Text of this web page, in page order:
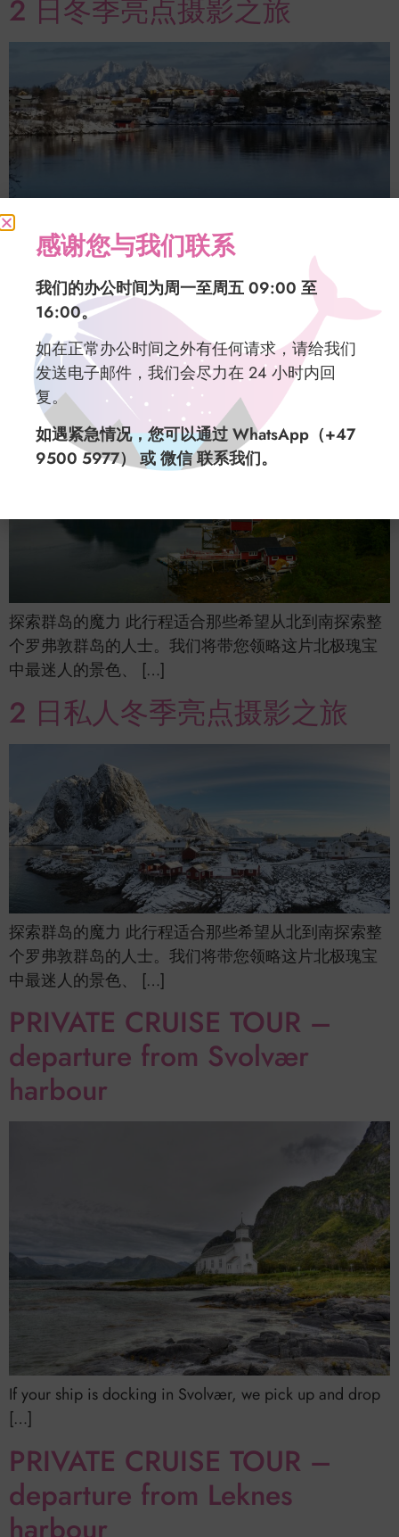
2 日冬季亮点摄影之旅
探索群岛的魔力 此行程适合那些希望从北到南探索整
个罗弗敦群岛的人士。我们将带您领略这片北极瑰宝
罗弗敦 2 日亮点摄影之旅
探索群岛的魔力 此行程适合那些希望从北到南探索整
个罗弗敦群岛的人士。我们将带您领略这片北极瑰宝
中最迷人的景色、 […]
2 日私人冬季亮点摄影之旅
探索群岛的魔力 此行程适合那些希望从北到南探索整
个罗弗敦群岛的人士。我们将带您领略这片北极瑰宝
中最迷人的景色、 […]
PRIVATE CRUISE TOUR –
departure from Svolvær
harbour
If your ship is docking in Svolvær, we pick up and drop
[…]
PRIVATE CRUISE TOUR –
departure from Leknes
harbour
感谢您与我们联系
我们的办公时间为周一至周五 09:00 至
16:00。
如在正常办公时间之外有任何请求，请给我们
发送电子邮件，我们会尽力在 24 小时内回
复。
如遇紧急情况，您可以通过 WhatsApp（+47
9500 5977） 或 微信 联系我们。